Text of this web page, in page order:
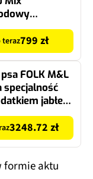
teraz799 zł
FOLK M&L
specjalność
jabłek,
lubczyku 30 x
3248.72 zł
formie aktu